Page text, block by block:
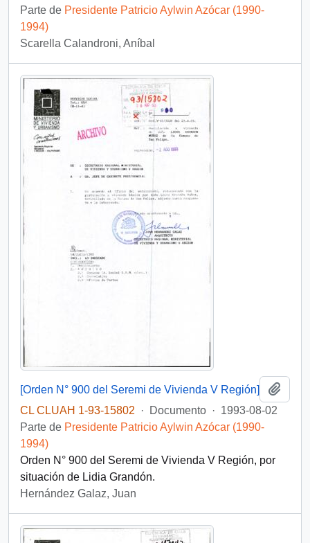
Parte de Presidente Patricio Aylwin Azócar (1990-
1994)
Scarella Calandroni, Aníbal
[Orden N° 900 del Seremi de Vivienda V Región]
CL CLUAH 1-93-15802
· Documento · 1993-08-02
Parte de Presidente Patricio Aylwin Azócar (1990-
1994)
Orden N° 900 del Seremi de Vivienda V Región, por
situación de Lidia Grandón.
Hernández Galaz, Juan